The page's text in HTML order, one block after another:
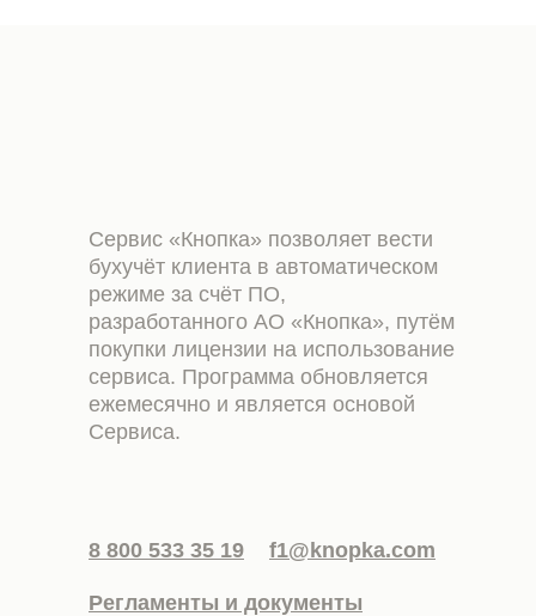
8 800 533 35 19 f1@knopka.com
Регламенты и документы
Сервис «Кнопка» позволяет вести
бухучёт клиента в автоматическом
режиме за счёт ПО,
разработанного АО «Кнопка», путём
покупки лицензии на использование
сервиса. Программа обновляется
ежемесячно и является основой
Сервиса.